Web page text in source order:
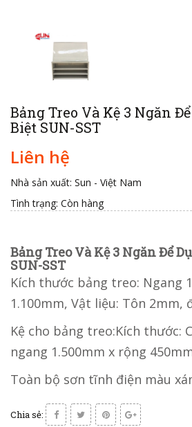
Bảng Treo Và Kệ 3 Ngăn
Biệt SUN-SST
Liên hệ
Nhà sản xuất: Sun - Việt Nam
Tình trạng: Còn hàng
Bảng Treo Và Kệ 3 Ngăn Để
SUN-SST
Kích thước bảng treo: Ngang
1.100mm, Vật liệu: Tôn 2mm,
Kệ cho bảng treo:Kích thước:
ngang 1.500mm x rộng
Toàn bộ sơn tĩnh điện màu
Chia sẻ: